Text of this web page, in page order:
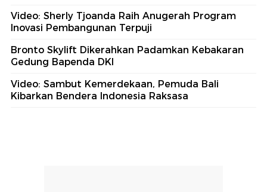
Video: Sherly Tjoanda Raih Anugerah Program
Inovasi Pembangunan Terpuji
Bronto Skylift Dikerahkan Padamkan Kebakaran
Gedung Bapenda DKI
Video: Sambut Kemerdekaan, Pemuda Bali
Kibarkan Bendera Indonesia Raksasa